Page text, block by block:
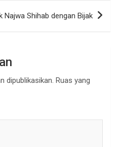
Najwa Shihab dengan Bijak
dipublikasikan. Ruas yang